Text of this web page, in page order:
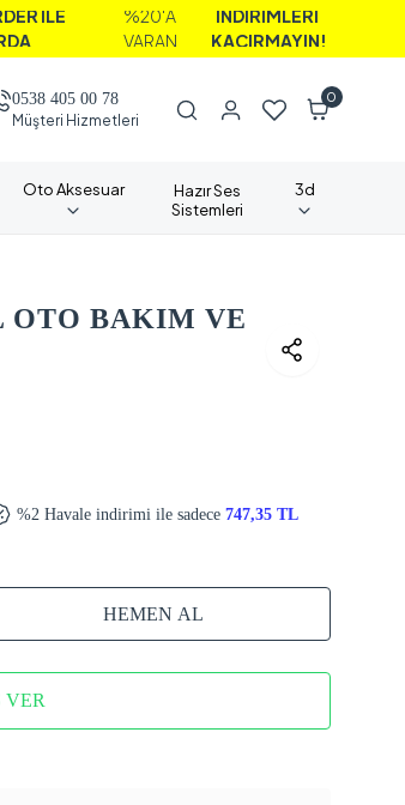
%20'A
İNDİRİMLERİ
KAÇIRMAYIN!
0538 405 00 78
Müşteri Hizmetleri
0
Oto Aksesuar
Hazır Ses
Sistemleri
3d
OTO BAKIM VE
%2 Havale indirimi ile sadece747,35 TL
HEMEN AL
VER